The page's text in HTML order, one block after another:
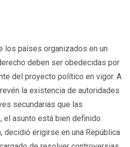
los países organizados en un
deben ser obedecidas por
del proyecto político en vigor. A
la existencia de autoridades
secundarias que las
el asunto está bien definido.
decidió erigirse en una República